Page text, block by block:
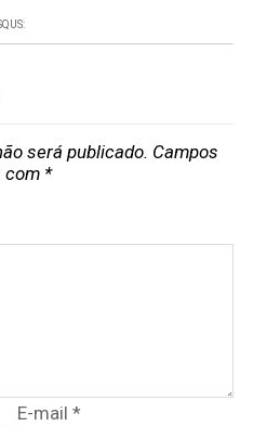
será publicado. Campos
com *
E-mail*